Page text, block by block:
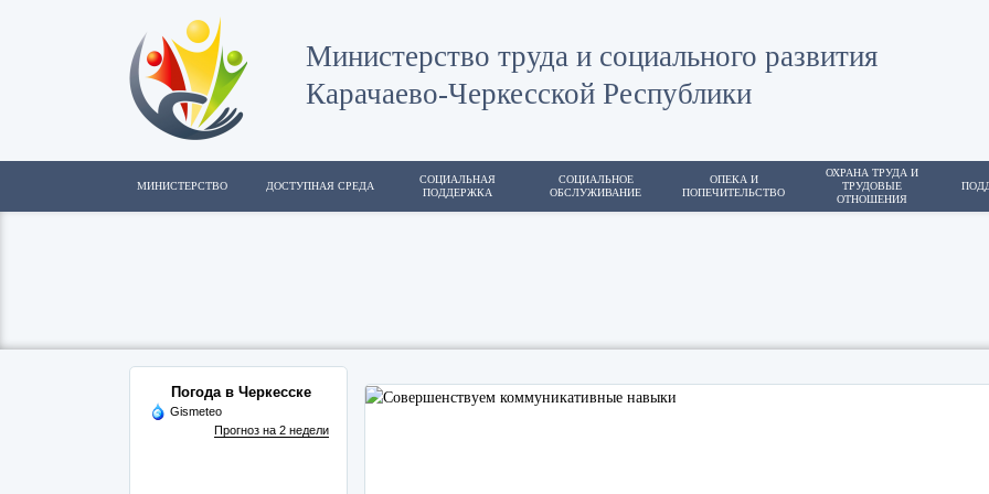
Министерство труда и социального развития
Карачаево-Черкесской Республики
МИНИСТЕРСТВО ДОСТУПНАЯ СРЕДА
СОЦИАЛЬНАЯ
ПОДДЕРЖКА
СОЦИАЛЬНОЕ
ОБСЛУЖИВАНИЕ
ОПЕКА И
ПОПЕЧИТЕЛЬСТВО
ОХРАНА ТРУДА И
ТРУДОВЫЕ
ОТНОШЕНИЯ
Погода в Черкесске
Gismeteo
Прогноз на 2 недели